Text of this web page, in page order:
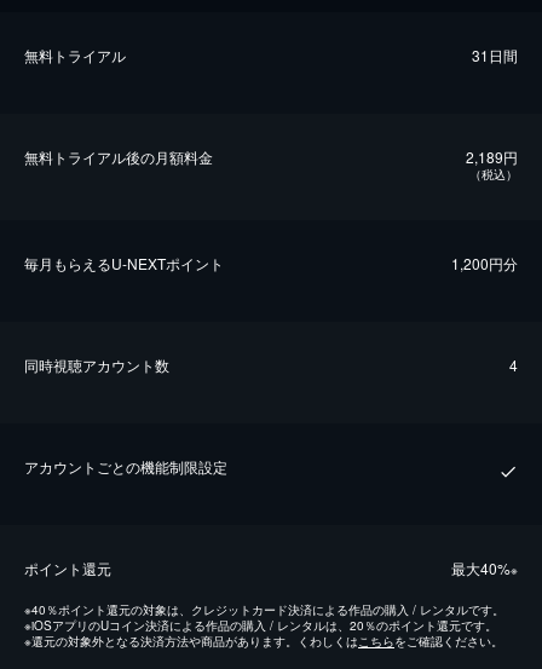
無料トライアル 31日間
無料トライアル後の⽉額料金 2,189円
（税込）
毎⽉もらえるU-NEXTポイント 1,200円分
同時視聴アカウント数 4
アカウントごとの機能制限設定
ポイント還元 最⼤40%※
※40％ポイント還元の対象は、クレジットカード決済による作品の購入 / レンタルです。
※iOSアプリのUコイン決済による作品の購入 / レンタルは、20％のポイント還元です。
※還元の対象外となる決済方法や商品があります。くわしくはこちらをご確認ください。